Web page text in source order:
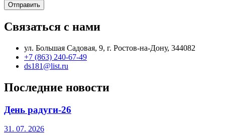
Отправить
Связаться с нами
ул. Большая Садовая, 9, г. Ростов-на-Дону, 344082
+7 (863) 240-67-49
ds181@list.ru
Последние новости
День радуги-26
31. 07. 2026